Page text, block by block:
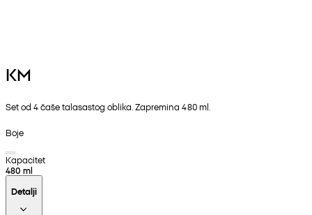
KM
Set od 4 čaše talasastog oblika. Zapremina 480 ml.
Boje
Kapacitet
480 ml
Detalji